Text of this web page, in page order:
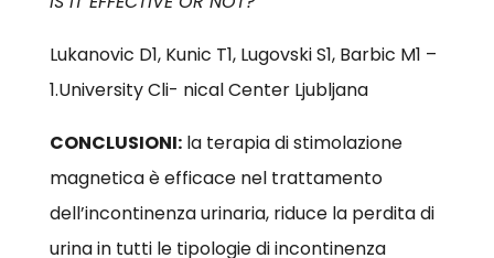
Lukanovic D1, Kunic T1, Lugovski S1, Barbic M1 –
1.University Cli- nical Center Ljubljana
CONCLUSIONI:la terapia di stimolazione
magnetica è efficace nel trattamento
dell’incontinenza urinaria, riduce la perdita di
urina in tutti le tipologie di incontinenza